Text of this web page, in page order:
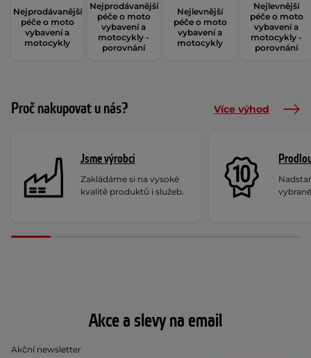
Nejprodávanější
péče o moto
vybavení a
motocykly
Nejprodávanější
péče o moto
vybavení a
motocykly -
porovnání
Nejlevnější
péče o moto
vybavení a
motocykly
Nejlevnější
péče o moto
vybavení a
motocykly -
porovnání
Proč nakupovat u nás? Více výhod
Jsme výrobci
Zakládáme si na vysoké
kvalitě produktů i služeb.
Akce a slevy na email
Akční newsletter